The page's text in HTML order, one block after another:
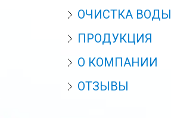
ОЧИСТКА ВОДЫ
ПРОДУКЦИЯ
О КОМПАНИИ
ОТЗЫВЫ